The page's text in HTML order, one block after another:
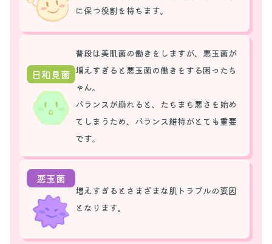
に保つ役割を持ちます。
日和見菌
普段は美肌菌の働きをしますが、悪玉菌が
増えすぎると悪玉菌の働きをする困ったち
ゃん。
バランスが崩れると、たちまち悪さを始め
てしまうため、バランス維持がとても重要
です。
悪玉菌
増えすぎるとさまざまな肌トラブルの要因
となります。